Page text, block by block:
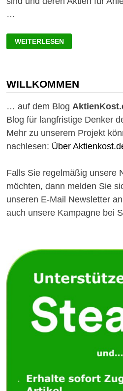
…
DIE
BESTEN
WASSERSTOFF-
DIVIDENDENAKTIEN
WEITERLESEN
WILLKOMMEN
… auf dem Blog
Blog für langfristige Denker
Mehr zu unserem Projekt
nachlesen: Über
Falls Sie regelmäßig unsere
möchten, dann melden Sie
unseren E-Mail Newsletter
auch unsere Kampagne bei